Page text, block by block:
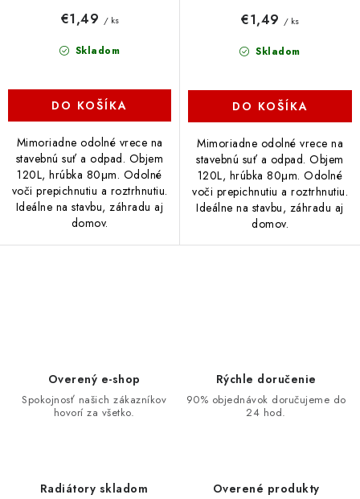
Skladom
€1,49 / ks
DO KOŠÍKA
Mimoriadne odolné vrece na
stavebnú suť a odpad. Objem
120L, hrúbka 80μm. Odolné
voči prepichnutiu a roztrhnutiu.
Ideálne na stavbu, záhradu aj
domov.
Skladom
€1,49 / ks
DO KOŠÍKA
Mimoriadne odolné vrece na
stavebnú suť a odpad. Objem
120L, hrúbka 80μm. Odolné
voči prepichnutiu a roztrhnutiu.
Ideálne na stavbu, záhradu aj
domov.
Overený e-shop
Spokojnosť našich zákazníkov
hovorí za všetko.
Rýchle doručenie
90% objednávok doručujeme do
24 hod.
Radiátory skladom Overené produkty